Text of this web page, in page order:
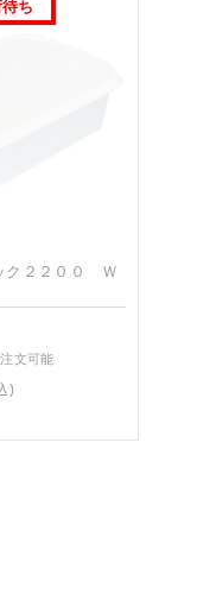
ク２２００ Ｗ
文可能
)